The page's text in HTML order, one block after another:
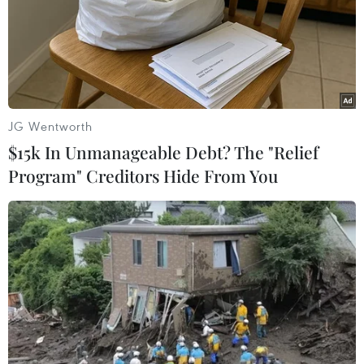
TIN LIÊN QUAN
Top 5 bộ phim Việt Nam có doanh thu cao
JG Wentworth
$15k In Unmanageable Debt? The "Relief
Program" Creditors Hide From You